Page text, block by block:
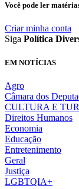
Você pode ler
Criar minha conta
Siga Política
EM NOTÍCIAS
Agro
Câmara dos
CULTURA E
Direitos Humanos
Economia
Educação
Entretenimento
Geral
Justiça
LGBTQIA+